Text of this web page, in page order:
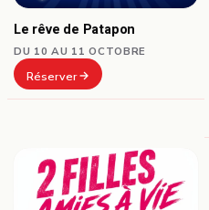
Le rêve de Patapon
DU 10 AU 11 OCTOBRE
Réserver